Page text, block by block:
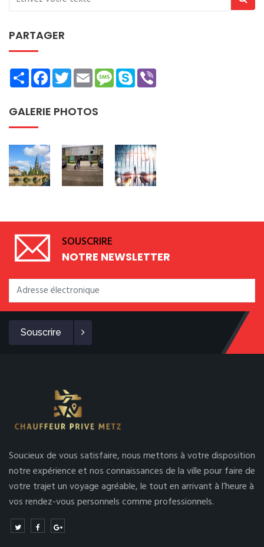
PARTAGER
ShareFacebookTwitterEmailMessage
Skype
GALERIE PHOTOS
SOUSCRIRE
NOTRE NEWSLETTER
Souscrire
Soucieux de vous satisfaire, nous mettons à votre disposition
notre expérience et nos connaissances de la ville pour faire de
votre trajet un voyage agréable, le tout en arrivant à l’heure à
vos rendez-vous personnels comme professionnels.